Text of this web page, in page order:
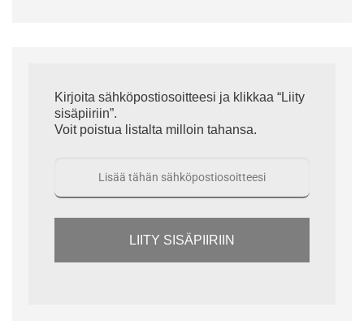
Kirjoita sähköpostiosoitteesi ja klikkaa “Liity
sisäpiiriin”.
Voit poistua listalta milloin tahansa.
LIITY SISÄPIIRIIN